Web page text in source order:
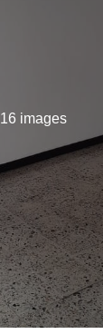
images